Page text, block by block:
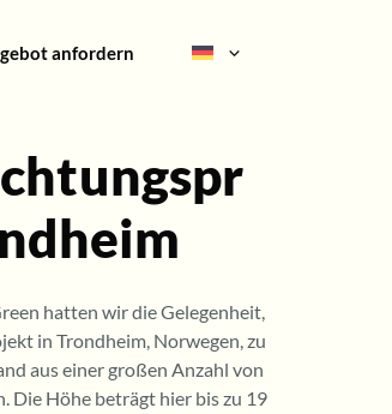
anfordern
hatten wir die Gelegenheit,
in Trondheim, Norwegen, zu
aus einer großen Anzahl von
Die Höhe beträgt hier bis zu 19